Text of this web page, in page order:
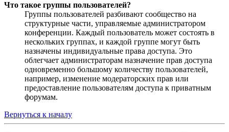
Что такое группы пользователей?
Группы пользователей разбивают сообщество на
структурные части, управляемые администратором
конференции. Каждый пользователь может состоять в
нескольких группах, и каждой группе могут быть
назначены индивидуальные права доступа. Это
облегчает администраторам назначение прав доступа
одновременно большому количеству пользователей,
например, изменение модераторских прав или
предоставление пользователям доступа к приватным
форумам.
Вернуться к началу